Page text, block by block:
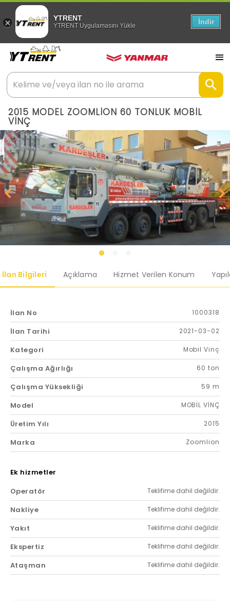
YTRENT
YTRENT Uygulamasını Yükle İndir
2015 MODEL ZOOMLİON 60 TONLUK MOBİL
VİNÇ
İlan Bilgileri Açıklama Hizmet Verilen Konum
İlan No 1000318
İlan Tarihi 2021-03-02
Kategori Mobil Vinç
Çalışma Ağırlığı 60 ton
Çalışma Yüksekliği 59 m
Model MOBİL VİNÇ
Üretim Yılı 2015
Marka Zoomlion
Ek hizmetler
Operatör
Teklifime dahil değildir.
Nakliye Teklifime dahil değildir.
Yakıt Teklifime dahil değildir.
Ekspertiz Teklifime dahil değildir.
Ataşman Teklifime dahil değildir.